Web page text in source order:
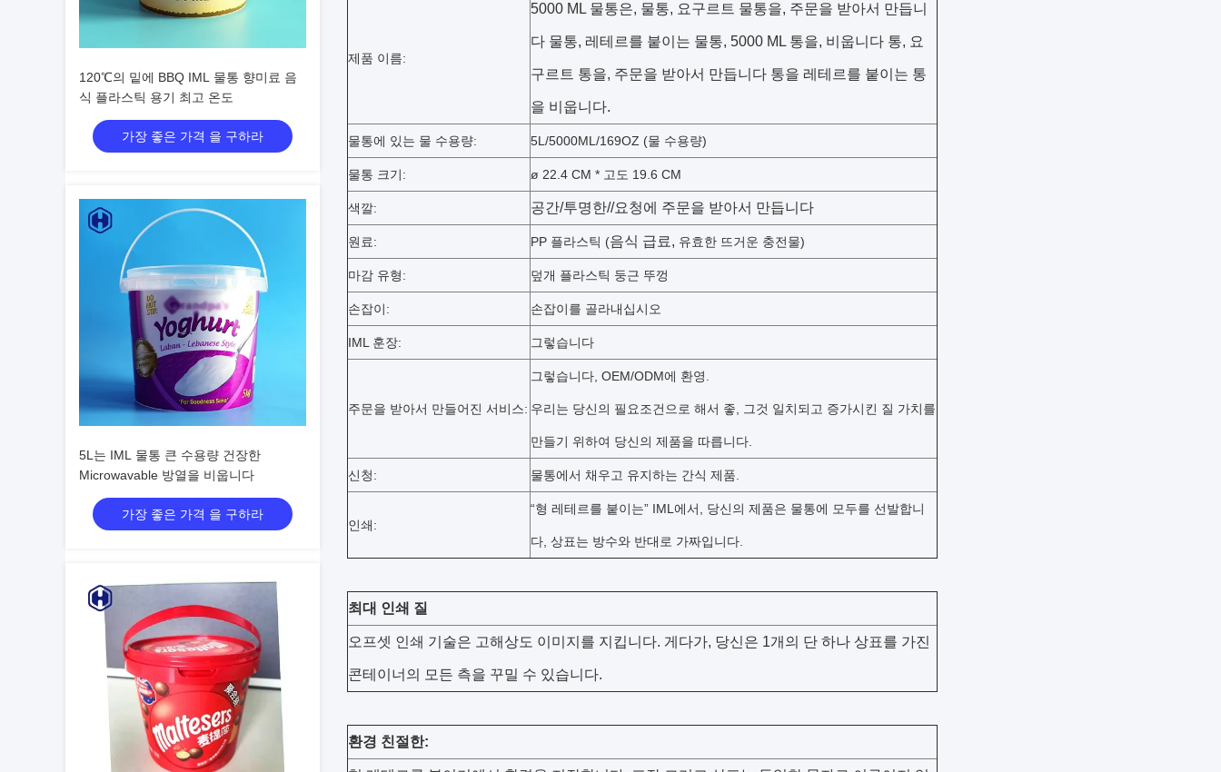
120℃의 밑에 BBQ IML 물통 향미료 음
식 플라스틱 용기 최고 온도
가장 좋은 가격 을 구하라
5L는 IML 물통 큰 수용량 건장한
Microwavable 방열을 비웁니다
가장 좋은 가격 을 구하라
제품 이름:
5000 ML 물통은, 물통, 요구르트 물통을, 주문을 받아서 만듭니
다 물통, 레테르를 붙이는 물통, 5000 ML 통을, 비웁니다 통, 요
구르트 통을, 주문을 받아서 만듭니다 통을 레테르를 붙이는 통
을 비웁니다.
물통에 있는 물 수용량: 5L/5000ML/169OZ (물 수용량)
물통 크기: ø 22.4 CM * 고도 19.6 CM
색깔: 공간/투명한//요청에 주문을 받아서 만듭니다
원료: PP 플라스틱 (음식 급료, 유효한 뜨거운 충전물)
마감 유형: 덮개 플라스틱 둥근 뚜껑
손잡이: 손잡이를 골라내십시오
IML 훈장: 그렇습니다
주문을 받아서 만들어진 서비스:
그렇습니다, OEM/ODM에 환영.
우리는 당신의 필요조건으로 해서 좋, 그것 일치되고 증가시킨 질 가치를
만들기 위하여 당신의 제품을 따릅니다.
신청: 물통에서 채우고 유지하는 간식 제품.
인쇄:
“형 레테르를 붙이는” IML에서, 당신의 제품은 물통에 모두를 선발합니
다, 상표는 방수와 반대로 가짜입니다.
최대 인쇄 질
오프셋 인쇄 기술은 고해상도 이미지를 지킵니다. 게다가, 당신은 1개의 단 하나 상표를 가진
콘테이너의 모든 측을 꾸밀 수 있습니다.
환경 친절한: